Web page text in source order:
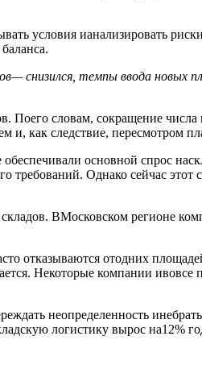
условия ианализировать
снизился, темпы ввода новых
словам, сокращение числа
и, как следствие, пересмотром
основной спрос
требований. Однако сейчас этот
ВМосковском регионе
отказываются отодних
Некоторые компании ивовсе
неопределенность
логистику вырос на12%